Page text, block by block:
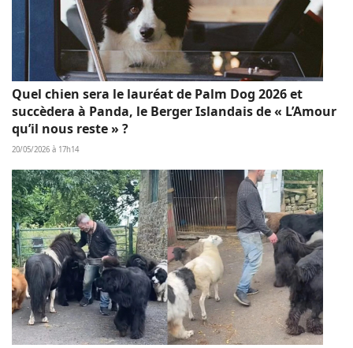
Quel chien sera le lauréat de Palm Dog 2026 et
succèdera à Panda, le Berger Islandais de « L’Amour
qu’il nous reste » ?
20/05/2026 à 17h14